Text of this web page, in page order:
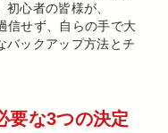
心者の皆様が、
信せず、自らの手で大
バックアップ方法とチ
要な3つの決定